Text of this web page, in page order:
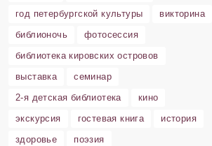
год петербургской культуры
викторина
библионочь
фотосессия
библиотека кировских островов
выставка
семинар
2-я детская библиотека
кино
экскурсия
гостевая книга
история
здоровье
поэзия